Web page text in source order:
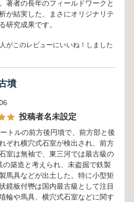
著者の長年のフィールドワークと
が結実した、まさにオリジナリテ
研究成果です。
がこのレビューにいいね！しました
墳
投稿者名未設定
トルの前方後円墳で、前方部と後
ぞれ横穴式石室が検出され、前方
室は無袖で、東三河では最古級の
の築造と考えられ、未盗掘で鉄製
馬具などが出土した。特に小型矩
鏡板付轡は国内最古級として注目
輪や馬具、横穴式石室などに関す